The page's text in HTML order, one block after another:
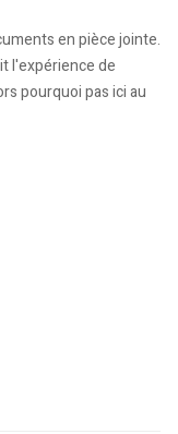
en pièce jointe.
l'expérience de
pourquoi pas ici au